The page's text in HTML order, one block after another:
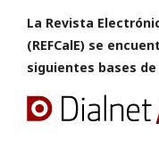
La Revista
(REFCalE) se
siguientes bases